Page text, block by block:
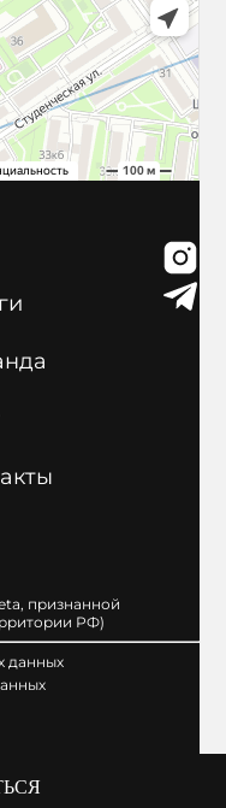
признанной
РФ)
данных